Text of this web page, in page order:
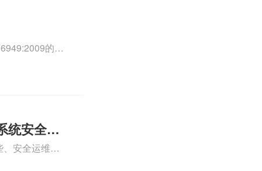
的外
员、
统安全运
安全运维服
服务资质认